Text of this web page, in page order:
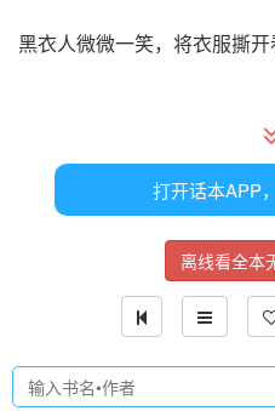
黑衣人微微一笑，将衣服撕开
呐！你自己能处理吗
阿十将自己的药箱放在床头
打开话本APP
离线看全本